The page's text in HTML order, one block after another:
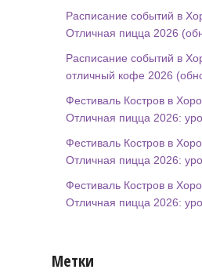
Расписание событий в
Отличная пицца 2026
Расписание событий в
отличный кофе 2026
Фестиваль Костров в
Отличная пицца 2026:
Фестиваль Костров в
Отличная пицца 2026:
Фестиваль Костров в
Отличная пицца 2026:
Метки